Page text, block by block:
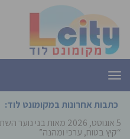
תפריט
כתבות אחרונות במקומונט לוד:
5 אוגוסט, 2026
מאות בני נוער
“קיץ בטוח, ערכי ומהנה”